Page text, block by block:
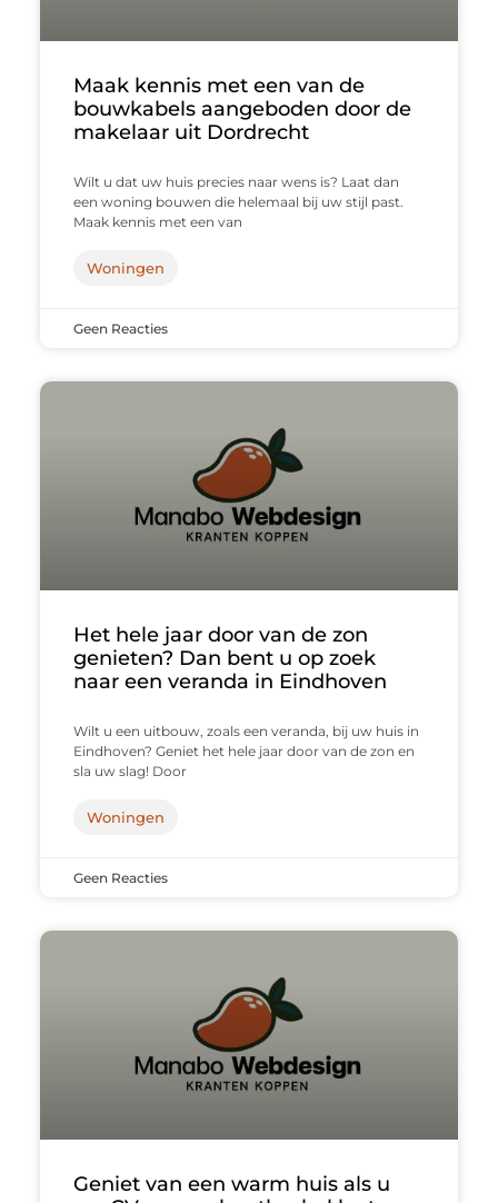
Maak kennis met een van de
bouwkabels aangeboden door de
makelaar uit Dordrecht
Wilt u dat uw huis precies naar wens is? Laat dan
een woning bouwen die helemaal bij uw stijl past.
Maak kennis met een van
Woningen
Geen Reacties
Het hele jaar door van de zon
genieten? Dan bent u op zoek
naar een veranda in Eindhoven
Wilt u een uitbouw, zoals een veranda, bij uw huis in
Eindhoven? Geniet het hele jaar door van de zon en
sla uw slag! Door
Woningen
Geen Reacties
Geniet van een warm huis als u